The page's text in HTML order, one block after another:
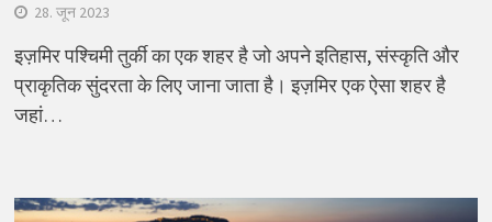
28. जून 2023
इज़मिर पश्चिमी तुर्की का एक शहर है जो अपने इतिहास, संस्कृति और
प्राकृतिक सुंदरता के लिए जाना जाता है। इज़मिर एक ऐसा शहर है
जहां…